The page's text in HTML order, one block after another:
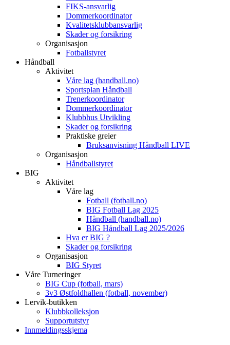
FIKS-ansvarlig
Dommerkoordinator
Kvalitetsklubbansvarlig
Skader og forsikring
Organisasjon
Fotballstyret
Håndball
Aktivitet
Våre lag (handball.no)
Sportsplan Håndball
Trenerkoordinator
Dommerkoordinator
Klubbhus Utvikling
Skader og forsikring
Praktiske greier
Bruksanvisning Håndball LIVE
Organisasjon
Håndballstyret
BIG
Aktivitet
Våre lag
Fotball (fotball.no)
BIG Fotball Lag 2025
Håndball (handball.no)
BIG Håndball Lag 2025/2026
Hva er BIG ?
Skader og forsikring
Organisasjon
BIG Styret
Våre Turneringer
BIG Cup (fotball, mars)
3v3 Østfoldhallen (fotball, november)
Lervik-butikken
Klubbkolleksjon
Supportutstyr
Innmeldingsskjema